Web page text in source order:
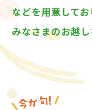
などを用意してお
みなさまのお越